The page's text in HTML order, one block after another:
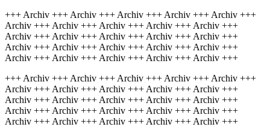
+++ Archiv +++ Archiv +++ Archiv +++ Archiv +++ Archiv +++
Archiv +++ Archiv +++ Archiv +++ Archiv +++ Archiv +++
Archiv +++ Archiv +++ Archiv +++ Archiv +++ Archiv +++
Archiv +++ Archiv +++ Archiv +++ Archiv +++ Archiv +++
Archiv +++ Archiv +++ Archiv +++ Archiv +++ Archiv +++
+++ Archiv +++ Archiv +++ Archiv +++ Archiv +++ Archiv +++
Archiv +++ Archiv +++ Archiv +++ Archiv +++ Archiv +++
Archiv +++ Archiv +++ Archiv +++ Archiv +++ Archiv +++
Archiv +++ Archiv +++ Archiv +++ Archiv +++ Archiv +++
Archiv +++ Archiv +++ Archiv +++ Archiv +++ Archiv +++